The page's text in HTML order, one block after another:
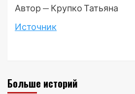
Автор — Крупко Татьяна
Источник
Больше историй